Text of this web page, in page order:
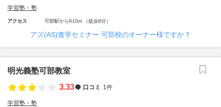
学習塾・塾
アクセス 可部駅から610m （徒歩8分）
アズ(AS)進学セミナー 可部校のオーナー様ですか？
明光義塾可部教室
3.33
口コミ 1件
学習塾・塾